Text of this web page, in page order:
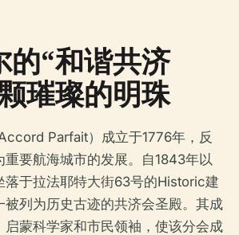
的“和谐共济
璀璨的明珠
Parfait）成立于1776年，反
重要航海城市的发展。自1843年以
落于拉法耶特大街63号的Historic建
被列为历史古迹的共济会圣殿。其成
启蒙科学家和市民领袖，使该分会成